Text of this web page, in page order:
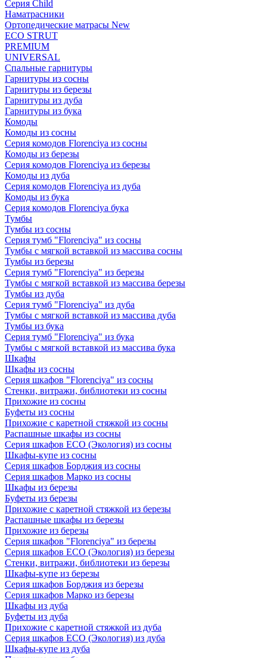
Серия Child
Наматрасники
Ортопедические матрасы New
ECO STRUT
PREMIUM
UNIVERSAL
Спальные гарнитуры
Гарнитуры из сосны
Гарнитуры из березы
Гарнитуры из дуба
Гарнитуры из бука
Комоды
Комоды из сосны
Серия комодов Florenciya из сосны
Комоды из березы
Серия комодов Florenciya из березы
Комоды из дуба
Серия комодов Florenciya из дуба
Комоды из бука
Серия комодов Florenciya бука
Тумбы
Тумбы из сосны
Серия тумб "Florenciya" из сосны
Тумбы с мягкой вставкой из массива сосны
Тумбы из березы
Серия тумб "Florenciya" из березы
Тумбы с мягкой вставкой из массива березы
Тумбы из дуба
Серия тумб "Florenciya" из дуба
Тумбы с мягкой вставкой из массива дуба
Тумбы из бука
Серия тумб "Florenciya" из бука
Тумбы с мягкой вставкой из массива бука
Шкафы
Шкафы из сосны
Серия шкафов "Florenciya" из сосны
Стенки, витражи, библиотеки из сосны
Прихожие из сосны
Буфеты из сосны
Прихожие с каретной стяжкой из сосны
Распашные шкафы из сосны
Серия шкафов ECO (Экология) из сосны
Шкафы-купе из сосны
Серия шкафов Борджия из сосны
Серия шкафов Марко из сосны
Шкафы из березы
Буфеты из березы
Прихожие с каретной стяжкой из березы
Распашные шкафы из березы
Прихожие из березы
Серия шкафов "Florenciya" из березы
Серия шкафов ECO (Экология) из березы
Стенки, витражи, библиотеки из березы
Шкафы-купе из березы
Серия шкафов Борджия из березы
Серия шкафов Марко из березы
Шкафы из дуба
Буфеты из дуба
Прихожие с каретной стяжкой из дуба
Серия шкафов ECO (Экология) из дуба
Шкафы-купе из дуба